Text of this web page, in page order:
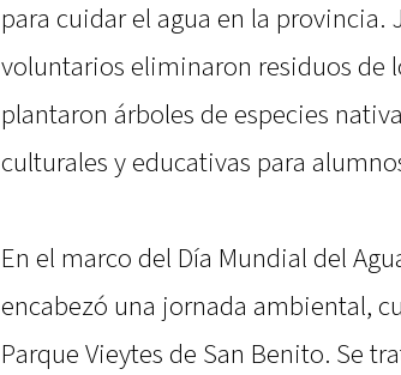
para cuidar el agua en la provincia.
voluntarios eliminaron residuos de
plantaron árboles de especies
culturales y educativas para
En el marco del Día Mundial del
encabezó una jornada ambiental,
Parque Vieytes de San Benito. Se